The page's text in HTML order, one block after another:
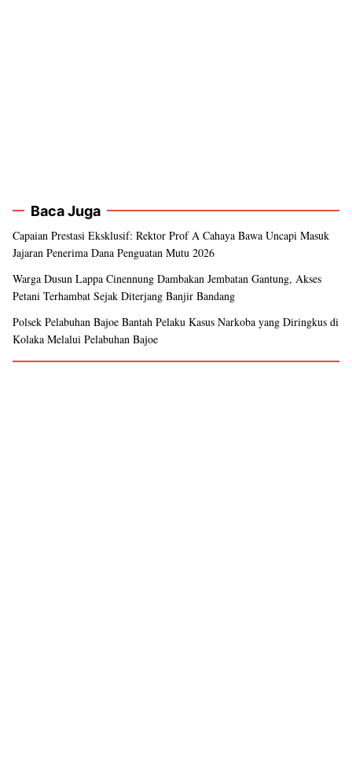
Baca Juga
Capaian Prestasi Eksklusif: Rektor Prof A Cahaya Bawa Uncapi Masuk
Jajaran Penerima Dana Penguatan Mutu 2026
Warga Dusun Lappa Cinennung Dambakan Jembatan Gantung, Akses
Petani Terhambat Sejak Diterjang Banjir Bandang
Polsek Pelabuhan Bajoe Bantah Pelaku Kasus Narkoba yang Diringkus di
Kolaka Melalui Pelabuhan Bajoe